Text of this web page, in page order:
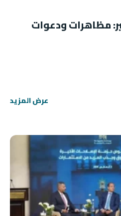
مظاهرات ودعوات
عرض المزيد